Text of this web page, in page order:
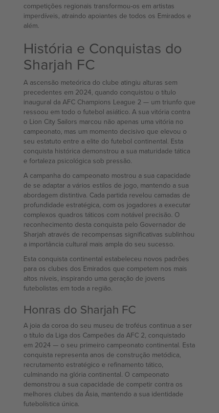
competições regionais transformou-os em artistas
imperdíveis, atraindo apoiantes de todos os Emirados e
além.
História e Conquistas do
Sharjah FC
A ascensão meteórica do clube atingiu alturas sem
precedentes em 2024, quando conquistou o título
inaugural da AFC Champions League 2 — um triunfo que
ressoou em todo o futebol asiático. A sua vitória contra
o Lion City Sailors marcou não apenas uma vitória no
campeonato, mas um momento decisivo que elevou o
seu estatuto entre a elite do futebol continental. Esta
conquista histórica demonstrou a sua maturidade tática
e fortaleza psicológica sob pressão.
A campanha do campeonato mostrou a sua capacidade
de se adaptar a vários estilos de jogo, mantendo a sua
abordagem distintiva. Cada partida revelou camadas de
profundidade estratégica, com os jogadores a executar
complexos quadros táticos com notável precisão. O
reconhecimento desta conquista pelo Governador de
Sharjah através de recompensas significativas sublinhou
a importância cultural mais ampla do seu sucesso.
Esta conquista continental estabeleceu novos padrões
para os clubes dos Emirados que competem nos mais
altos níveis, inspirando uma geração de jovens
futebolistas em toda a região.
Honras do Sharjah FC
A joia da coroa do seu museu de troféus continua a ser
o título da Liga dos Campeões da AFC 2, conquistado
em 2024 — o seu primeiro campeonato continental. Esta
conquista representa anos de construção metódica,
recrutamento estratégico e refinamento tático,
culminando na glória continental. O campeonato
demonstrou a sua capacidade de competir contra os
melhores clubes da Ásia, mantendo a sua identidade
futebolística única.